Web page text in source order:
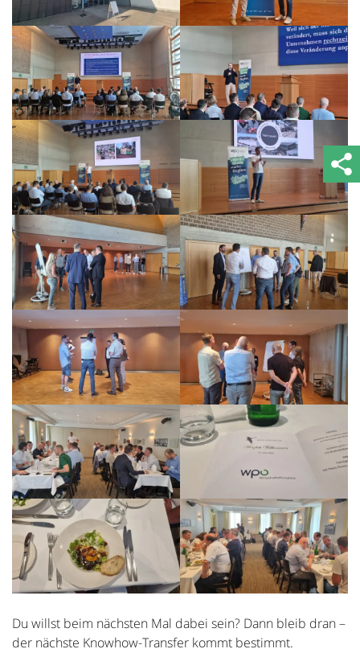
Du willst beim nächsten Mal dabei sein? Dann bleib dran –
der nächste Knowhow-Transfer kommt bestimmt.